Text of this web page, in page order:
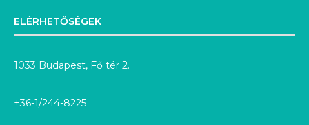
ELÉRHETŐSÉGEK
1033 Budapest, Fő tér 2.
+36-1/244-8225